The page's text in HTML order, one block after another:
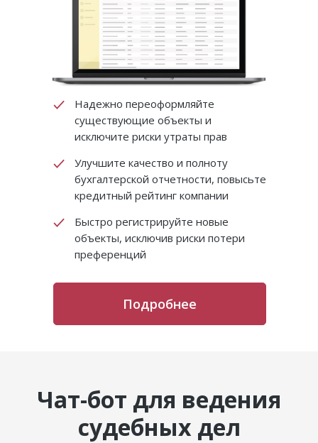
Надежно переоформляйте
существующие объекты и
исключите риски утраты прав
Подробнее
Улучшите качество и полноту
бухгалтерской отчетности, повысьте
кредитный рейтинг компании
Быстро регистрируйте новые
объекты, исключив риски потери
преференций
Чат-бот для ведения
судебных дел